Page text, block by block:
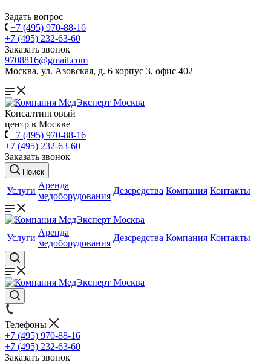
Задать вопрос
+7 (495) 970-88-16
+7 (495) 232-63-60
Заказать звонок
9708816@gmail.com
Москва, ул. Азовская, д. 6 корпус 3, офис 402
Консалтинговый
центр в Москве
+7 (495) 970-88-16
+7 (495) 232-63-60
Заказать звонок
Поиск
Услуги
Аренда
медоборудования
Дезсредства Компания Контакты
Услуги
Аренда
медоборудования
Дезсредства Компания Контакты
Телефоны
+7 (495) 970-88-16
+7 (495) 232-63-60
Заказать звонок